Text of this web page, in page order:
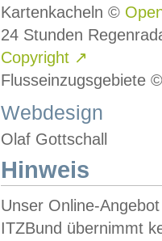
Kartenkacheln ©
24 Stunden
Copyright ↗
Flusseinzugsgebiete
Webdesign
Olaf Gottschall
Hinweis
Unser Online-
ITZBund übernimmt